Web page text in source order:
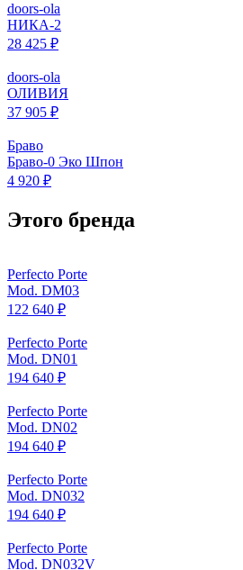
doors-ola
НИКА-2
28 425 ₽
doors-ola
ОЛИВИЯ
37 905 ₽
Браво
Браво-0 Эко Шпон
4 920 ₽
Этого бренда
Perfecto Porte
Mod. DM03
122 640 ₽
Perfecto Porte
Mod. DN01
194 640 ₽
Perfecto Porte
Mod. DN02
194 640 ₽
Perfecto Porte
Mod. DN032
194 640 ₽
Perfecto Porte
Mod. DN032V